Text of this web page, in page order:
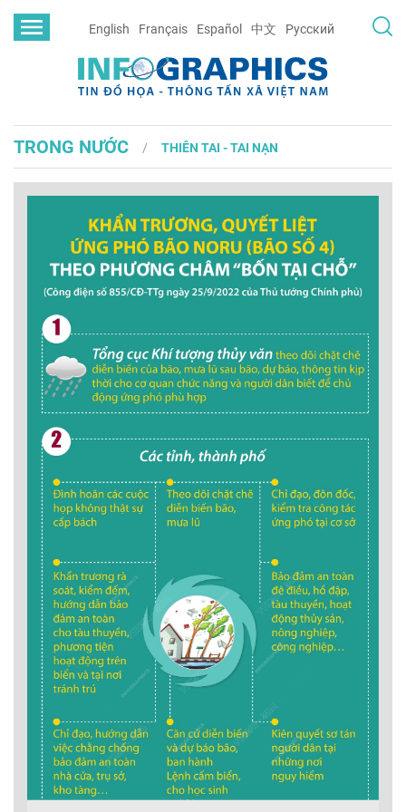
English Français Español 中文 Русский
TRONG NƯỚC THIÊN TAI - TAI NẠN